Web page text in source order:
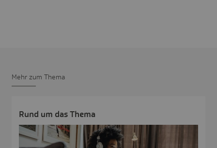
Mehr zum Thema
Rund um das Thema